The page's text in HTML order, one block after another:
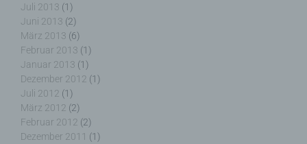
Juli 2013 (1)
Juni 2013 (2)
März 2013 (6)
Februar 2013 (1)
Januar 2013 (1)
Dezember 2012 (1)
Juli 2012 (1)
März 2012 (2)
Februar 2012 (2)
Dezember 2011 (1)
h) Auftragsverarbeiter
Auftragsverarbeiter ist eine natürliche oder
juristische Person, Behörde, Einrichtung oder
andere Stelle, die personenbezogene Daten im
Auftrag des Verantwortlichen verarbeitet.